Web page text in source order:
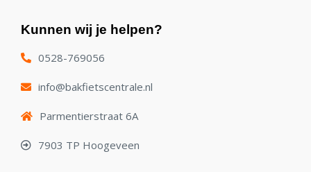
Kunnen wij je helpen?
0528-769056
info@bakfietscentrale.nl
Parmentierstraat 6A
7903 TP Hoogeveen